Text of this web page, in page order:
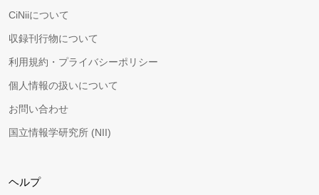
CiNiiについて
収録刊行物について
利用規約・プライバシーポリシー
個人情報の扱いについて
お問い合わせ
国立情報学研究所 (NII)
ヘルプ